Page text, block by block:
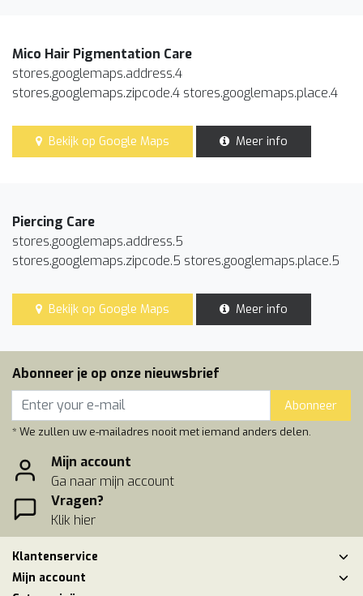
Mico Hair Pigmentation Care
stores.googlemaps.address.4
stores.googlemaps.zipcode.4 stores.googlemaps.place.4
Bekijk op Google Maps Meer info
Piercing Care
stores.googlemaps.address.5
stores.googlemaps.zipcode.5 stores.googlemaps.place.5
Bekijk op Google Maps Meer info
Abonneer je op onze nieuwsbrief
Abonneer
* We zullen uw e-mailadres nooit met iemand anders delen.
Mijn account
Ga naar mijn account
Vragen?
Klik hier
Klantenservice
Mijn account